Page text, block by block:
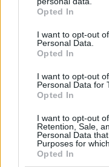
grant or deny consent
use your data for
consent section.
Opted In
I want to opt-out
Personal Data.
Opted In
I want to opt-out
Personal Data for
Opted In
I want to opt-out
Retention, Sale,
Personal Data
Purposes for
Opted In
Το DEI College
φοιτητές
30.07.2026, 09:33
Η Smart φοιτητική
Διασκεδάζουμε